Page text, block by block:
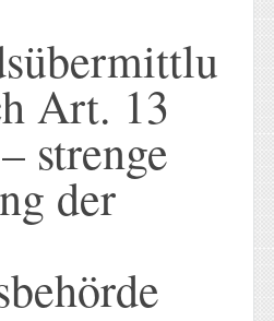
Art. 13
strenge
der